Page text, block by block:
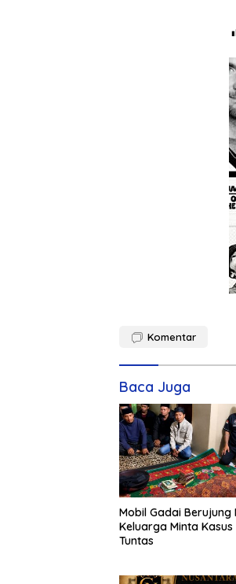
Komentar
Baca Juga
Mobil Gadai Berujung
Keluarga Minta Kasus
Tuntas